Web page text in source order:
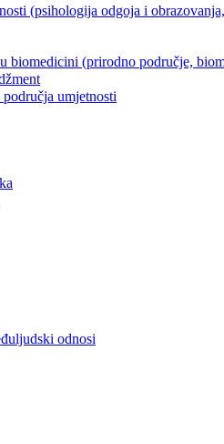
(psihologija odgoja i
(prirodno područje,
umjetnosti
odnosi